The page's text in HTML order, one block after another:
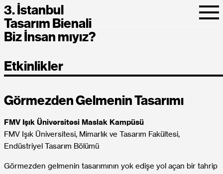
3. İstanbul
Tasarım Bienali
Biz İnsan mıyız?
Etkinlikler
Görmezden Gelmenin Tasarımı
FMV Işık Üniversitesi Maslak Kampüsü
FMV Işık Üniversitesi, Mimarlık ve Tasarım Fakültesi,
Endüstriyel Tasarım Bölümü
Görmezden gelmenin tasarımının yok edişe yol açan bir tahrip